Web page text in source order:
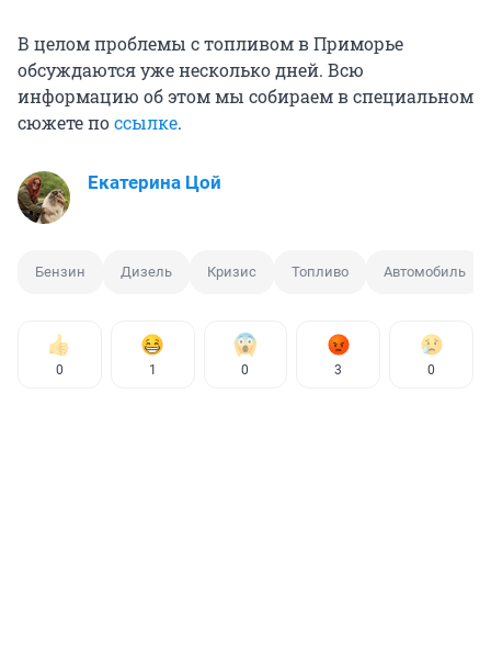
В целом проблемы с топливом в Приморье
обсуждаются уже несколько дней. Всю
информацию об этом мы собираем в специальном
сюжете поссылке.
Екатерина Цой
Бензин Дизель Кризис Топливо Автомобиль
0 1 0 3 0